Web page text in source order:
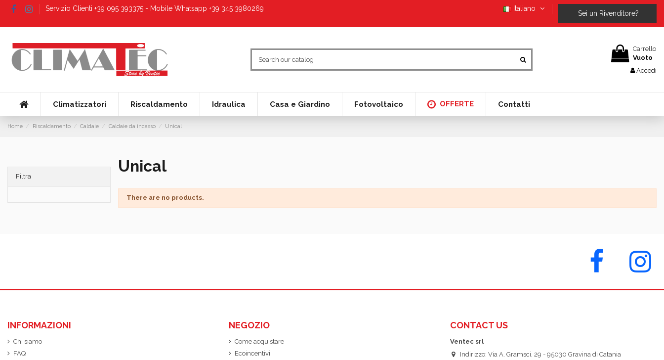
Servizio Clienti +39 095 393375 - Mobile Whatsapp +39 345 3980269 Italiano
Sei un Rivenditore?
Carrello
Vuoto
Accedi
Climatizzatori Riscaldamento Idraulica Casa e Giardino Fotovoltaico OFFERTE Contatti
Home Riscaldamento Caldaie Caldaie da incasso Unical
Unical
There are no products.
Filtra
INFORMAZIONI
Chi siamo
FAQ
NEGOZIO
Come acquistare
Ecoincentivi
CONTACT US
Ventec srl
Indirizzo: Via A. Gramsci, 29 - 95030 Gravina di Catania